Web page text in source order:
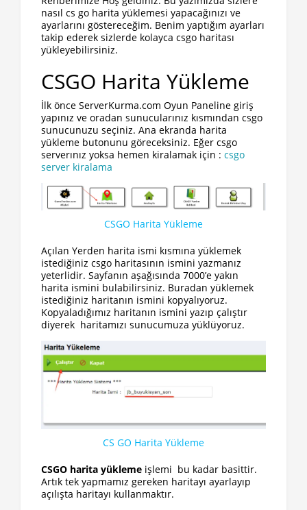
nasıl cs go harita yüklemesi yapacağınızı ve
ayarlarını göstereceğim. Benim yaptığım ayarları
takip ederek sizlerde kolayca csgo haritası
yükleyebilirsiniz.
CSGO Harita Yükleme
İlk önce ServerKurma.com Oyun Paneline giriş
yapınız ve oradan sunucularınız kısmından csgo
sunucunuzu seçiniz. Ana ekranda harita
yükleme butonunu göreceksiniz. Eğer csgo
serverınız yoksa hemen kiralamak için : csgo
server kiralama
CSGO Harita Yükleme
Açılan Yerden harita ismi kısmına yüklemek
istediğiniz csgo haritasının ismini yazmanız
yeterlidir. Sayfanın aşağısında 7000’e yakın
harita ismini bulabilirsiniz. Buradan yüklemek
istediğiniz haritanın ismini kopyalıyoruz.
Kopyaladığımız haritanın ismini yazıp çalıştır
diyerek haritamızı sunucumuza yüklüyoruz.
CS GO Harita Yükleme
CSGO harita yükleme işlemi bu kadar basittir.
Artık tek yapmamız gereken haritayı ayarlayıp
açılışta haritayı kullanmaktır.